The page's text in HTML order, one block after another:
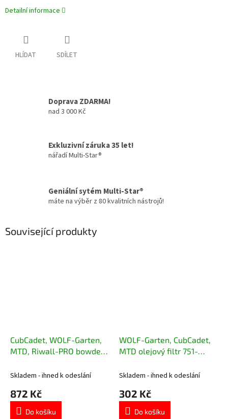
Detailní informace
HLÍDAT SDÍLET
Doprava ZDARMA!
nad 3 000 Kč
Exkluzivní záruka 35 let!
nářadí Multi-Star®
Geniální sytém Multi-Star®
máte na výběr z 80 kvalitních nástrojů!
Související produkty
CubCadet, WOLF-Garten,
MTD, Riwall-PRO bowden
Skladem - ihned k odeslání
872 Kč
Do košíku
WOLF-Garten, CubCadet,
MTD olejový filtr 751-
Skladem - ihned k odeslání
302 Kč
Do košíku